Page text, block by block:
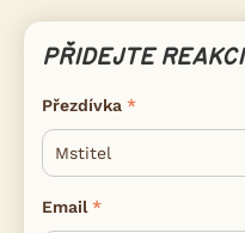
PŘIDEJTE REAKCI
Přezdívka
Email